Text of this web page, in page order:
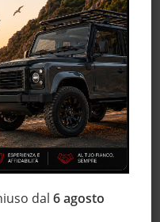
dal6 agosto